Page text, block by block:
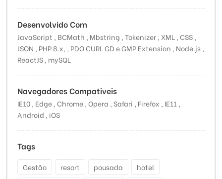
Desenvolvido Com
JavaScript , BCMath , Mbstring , Tokenizer , XML , CSS ,
JSON , PHP 8.x, , PDO CURL GD e GMP Extension , Node.js ,
ReactJS , mySQL
Navegadores Compativeis
IE10 , Edge , Chrome , Opera , Safari , Firefox , IE11 ,
Android , iOS
Tags
Gestão resort pousada
hotel